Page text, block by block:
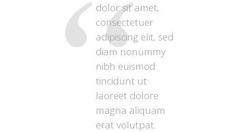
dolor sit amet,
consectetuer
adipiscing elit, sed
diam nonummy
nibh euismod
tincidunt ut
laoreet dolore
magna aliquam
erat volutpat.